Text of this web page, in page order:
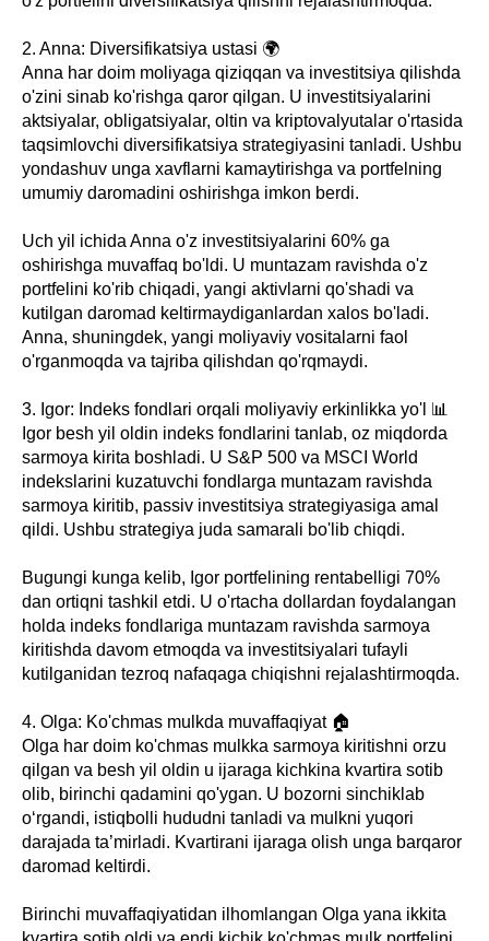
2. Anna: Diversifikatsiya ustasi 🌍
Anna har doim moliyaga qiziqqan va investitsiya qilishda
o'zini sinab ko'rishga qaror qilgan. U investitsiyalarini
aktsiyalar, obligatsiyalar, oltin va kriptovalyutalar o'rtasida
taqsimlovchi diversifikatsiya strategiyasini tanladi. Ushbu
yondashuv unga xavflarni kamaytirishga va portfelning
umumiy daromadini oshirishga imkon berdi.
Uch yil ichida Anna o'z investitsiyalarini 60% ga
oshirishga muvaffaq bo'ldi. U muntazam ravishda o'z
portfelini ko'rib chiqadi, yangi aktivlarni qo'shadi va
kutilgan daromad keltirmaydiganlardan xalos bo'ladi.
Anna, shuningdek, yangi moliyaviy vositalarni faol
o'rganmoqda va tajriba qilishdan qo'rqmaydi.
3. Igor: Indeks fondlari orqali moliyaviy erkinlikka yo'l 📊
Igor besh yil oldin indeks fondlarini tanlab, oz miqdorda
sarmoya kirita boshladi. U S&P 500 va MSCI World
indekslarini kuzatuvchi fondlarga muntazam ravishda
sarmoya kiritib, passiv investitsiya strategiyasiga amal
qildi. Ushbu strategiya juda samarali bo'lib chiqdi.
Bugungi kunga kelib, Igor portfelining rentabelligi 70%
dan ortiqni tashkil etdi. U o'rtacha dollardan foydalangan
holda indeks fondlariga muntazam ravishda sarmoya
kiritishda davom etmoqda va investitsiyalari tufayli
kutilganidan tezroq nafaqaga chiqishni rejalashtirmoqda.
4. Olga: Ko'chmas mulkda muvaffaqiyat 🏠
Olga har doim ko'chmas mulkka sarmoya kiritishni orzu
qilgan va besh yil oldin u ijaraga kichkina kvartira sotib
olib, birinchi qadamini qo'ygan. U bozorni sinchiklab
o‘rgandi, istiqbolli hududni tanladi va mulkni yuqori
darajada ta’mirladi. Kvartirani ijaraga olish unga barqaror
daromad keltirdi.
Birinchi muvaffaqiyatidan ilhomlangan Olga yana ikkita